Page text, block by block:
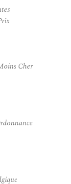
Cher